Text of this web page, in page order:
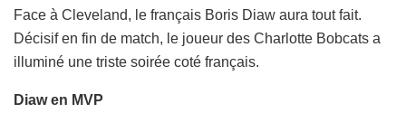
Face à Cleveland, le français Boris Diaw aura tout fait.
Décisif en fin de match, le joueur des Charlotte Bobcats a
illuminé une triste soirée coté français.
Diaw en MVP